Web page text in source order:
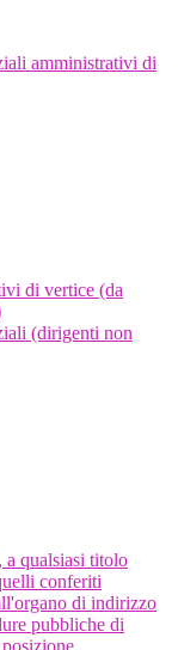
amministrativi di
di vertice (da
(dirigenti non
qualsiasi titolo
conferiti
di indirizzo
pubbliche di